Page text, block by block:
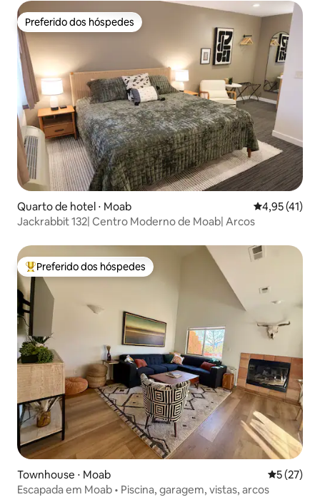
Preferido dos hóspedes
Preferido dos hóspedes
Quarto de hotel ⋅ Moab 4,95 de uma
4,95 (41)
Jackrabbit 132| Centro Moderno de Moab| Arcos
Entre os melhores preferidos dos hóspedes
Preferido dos hóspedes
Townhouse ⋅ Moab 5 de uma
5 (27)
Escapada em Moab • Piscina, garagem, vistas, arcos